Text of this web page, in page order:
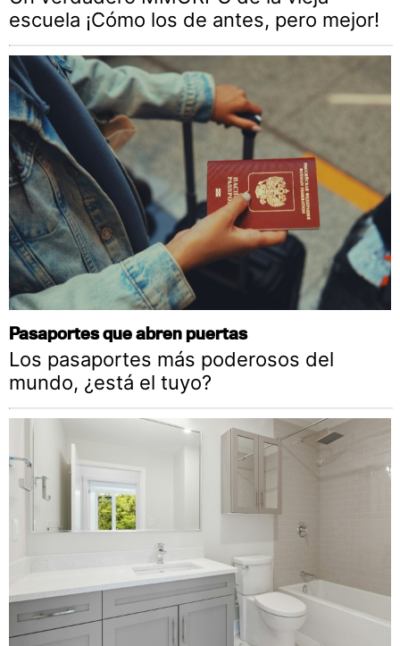
escuela ¡Cómo los de antes, pero mejor!
Pasaportes que abren puertas
Los pasaportes más poderosos del
mundo, ¿está el tuyo?